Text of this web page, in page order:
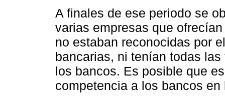
A finales de ese periodo se
varias empresas que
no estaban reconocidas por
bancarias, ni tenían todas
los bancos. Es posible que
competencia a los bancos